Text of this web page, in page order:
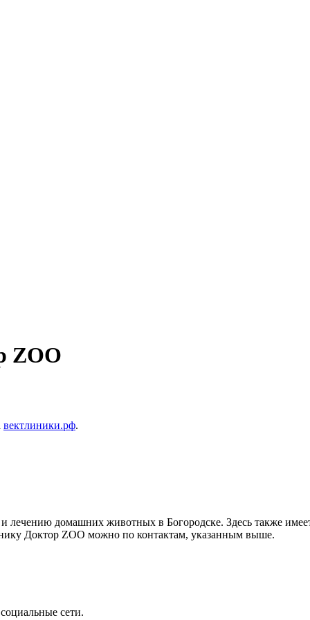
ZOO
вектлиники.рф.
лечению домашних животных в Богородске. Здесь также
Доктор ZOO можно по контактам, указанным выше.
сети.